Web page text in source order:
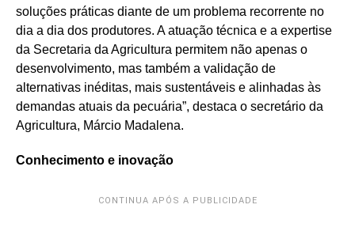
soluções práticas diante de um problema recorrente no
dia a dia dos produtores. A atuação técnica e a expertise
da Secretaria da Agricultura permitem não apenas o
desenvolvimento, mas também a validação de
alternativas inéditas, mais sustentáveis e alinhadas às
demandas atuais da pecuária”, destaca o secretário da
Agricultura, Márcio Madalena.
Conhecimento e inovação
CONTINUA APÓS A PUBLICIDADE